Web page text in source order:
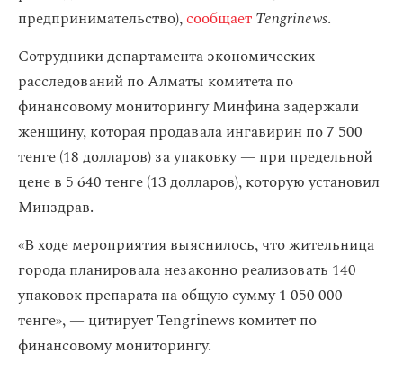
предпринимательство),сообщаетTengrinews.
Сотрудники департамента экономических
расследований по Алматы комитета по
финансовому мониторингу Минфина задержали
женщину, которая продавала ингавирин по 7 500
тенге (18 долларов) за упаковку — при предельной
цене в 5 640 тенге (13 долларов), которую установил
Минздрав.
«В ходе мероприятия выяснилось, что жительница
города планировала незаконно реализовать 140
упаковок препарата на общую сумму 1 050 000
тенге», — цитирует Tengrinews комитет по
финансовому мониторингу.